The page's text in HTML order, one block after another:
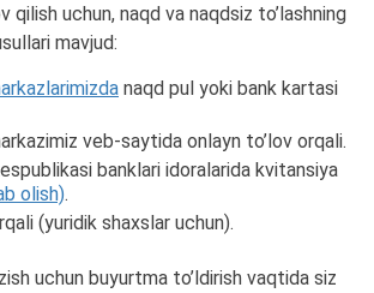
qilish uchun, naqd va naqdsiz to’lashning
mavjud:
naqd pul yoki bank kartasi
veb-saytida onlayn to’lov orqali.
banklari idoralarida kvitansiya
olish).
(yuridik shaxslar uchun).
uchun buyurtma to’ldirish vaqtida siz